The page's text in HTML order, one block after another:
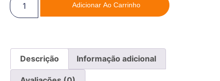
Adicionar Ao Carrinho
Descrição Informação adicional